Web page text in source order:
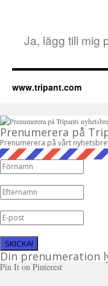
Ja, lägg till mig
www.tripant.com
Prenumerera på
Prenumerera på vårt
SKICKA!
Din prenumeration
Pin It on Pinterest